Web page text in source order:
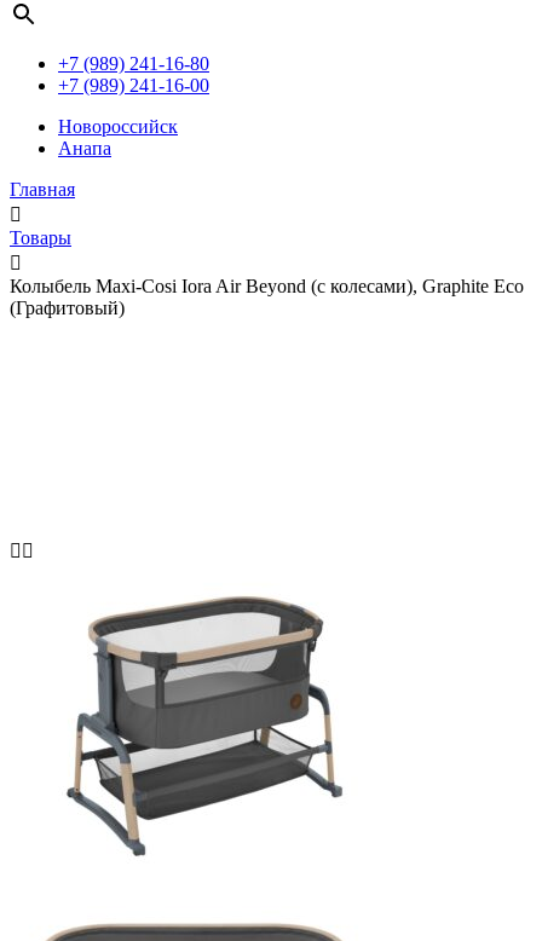
+7 (989) 241-16-80
+7 (989) 241-16-00
Новороссийск
Анапа
Главная
Товары
Колыбель Maxi-Cosi Iora Air Beyond (c колесами), Graphite Eco
(Графитовый)